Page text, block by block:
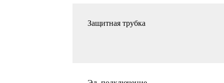
Защитная трубка